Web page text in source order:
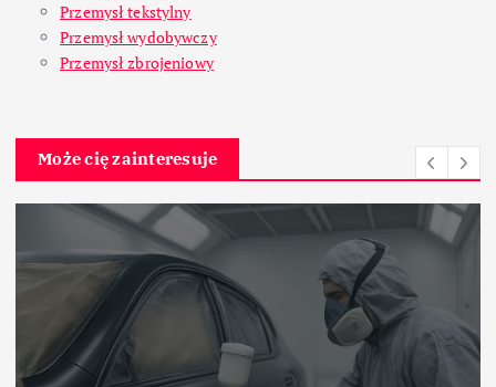
Przemysł tekstylny
Przemysł wydobywczy
Przemysł zbrojeniowy
Może cię zainteresuje